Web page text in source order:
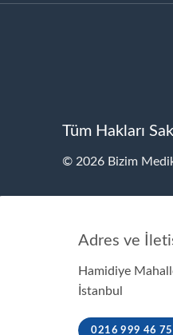
Tüm Hakları
© 2026 Bizim
Adres ve
Hamidiye
İstanbul
0216 999 46